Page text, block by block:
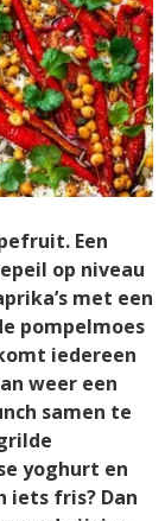
Een
op niveau
met een
pompelmoes
iedereen
weer een
samen te
yoghurt en
iets fris? Dan